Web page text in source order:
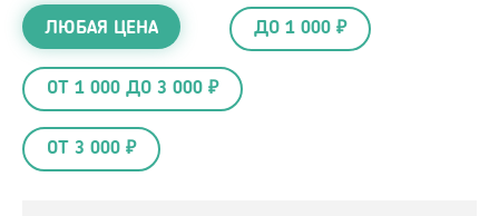
ЛЮБАЯ ЦЕНА ДО 1 000 ₽
ОТ 1 000 ДО 3 000 ₽
ОТ 3 000 ₽